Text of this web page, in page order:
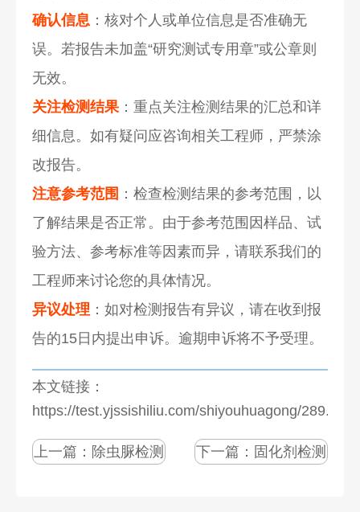
确认信息 ：核对个人或单位信息是否准确无
误。若报告未加盖“研究测试专用章”或公章则
无效。
关注检测结果 ：重点关注检测结果的汇总和详
细信息。如有疑问应咨询相关工程师，严禁涂
改报告。
注意参考范围 ：检查检测结果的参考范围，以
了解结果是否正常。由于参考范围因样品、试
验方法、参考标准等因素而异，请联系我们的
工程师来讨论您的具体情况。
异议处理 ：如对检测报告有异议，请在收到报
告的15日内提出申诉。逾期申诉将不予受理。
本文链接：
https://test.yjssishiliu.com/shiyouhuagong/289.html
上一篇： 除虫脲检测 下一篇： 固化剂检测